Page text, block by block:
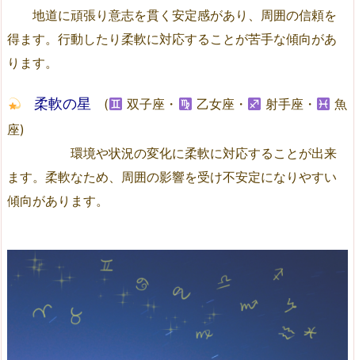
地道に頑張り意志を貫く安定感があり、周囲の信頼を
得ます。行動したり柔軟に対応することが苦手な傾向があ
ります。
柔軟の星 ( 双子座・ 乙女座・ 射手座・
魚
座)
環境や状況の変化に柔軟に対応することが出来
ます。柔軟なため、周囲の影響を受け不安定になりやすい
傾向があります。